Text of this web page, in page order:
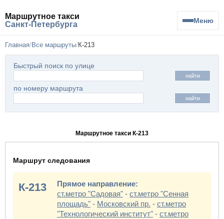
Маршрутное такси
Санкт-Петербурга
Меню
Главная Все маршруты К-213
Быстрый поиск по улице
найти
по номеру маршрута
найти
Маршрутное такси К-213
Маршрут следования
К-213
Прямое направление:
ст.метро "Садовая" - ст.метро "Сенная
площадь" - Московский пр. - ст.метро
"Технологический институт" - ст.метро